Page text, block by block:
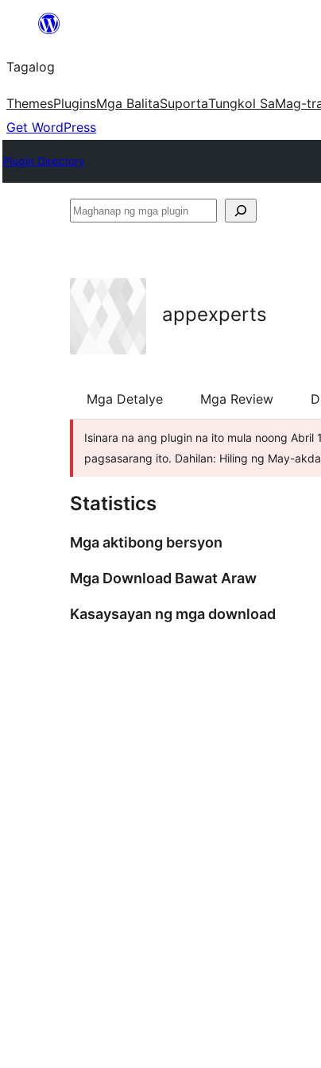
Lumaktaw
sa
content
Tagalog
ThemesPluginsMga BalitaSuportaTungkol SaMag-
Get WordPress
Plugin Directory
Maghanap
plugin
appexperts
Mga Detalye Mga Review
Isinara na ang plugin na ito mula noong
pagsasarang ito. Dahilan: Hiling ng May-
Statistics
Mga aktibong bersyon
Mga Download Bawat Araw
Kasaysayan ng mga download